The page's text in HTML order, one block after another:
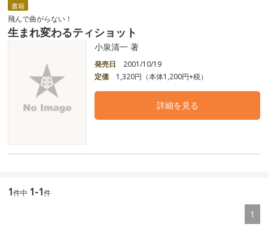
書籍
飛んで曲がらない！
生まれ変わるティショット
小泉清一 著
発売日
2001/10/19
定価
1,320円（本体1,200円+税）
詳細を見る
1件中 1-1件
1